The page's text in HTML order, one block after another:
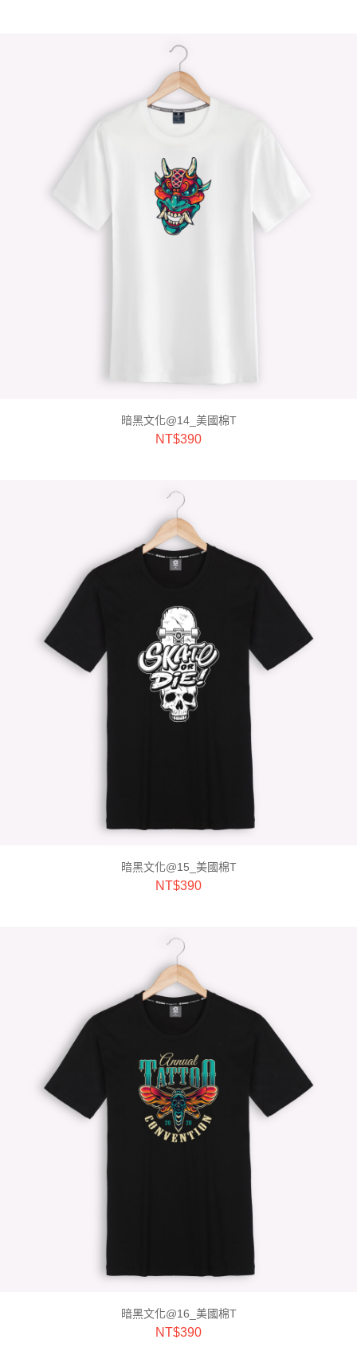
暗黑文化@14_美國棉T
NT$390
暗黑文化@15_美國棉T
NT$390
暗黑文化@16_美國棉T
NT$390